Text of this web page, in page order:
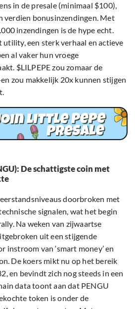
in de presale (minimaal $100),
verdien bonusinzendingen. Met
inzendingen is de hype echt.
utility, een sterk verhaal en actieve
al vaker hun vroege
$LILPEPE zou zomaar de
zou makkelijk 20x kunnen stijgen
De schattigste coin met
doorbroken met
signalen, wat het begin
Na weken van zijwaartse
uit een stijgende
instroom van ‘smart money’ en
De koers mikt nu op het bereik
en bevindt zich nog steeds in een
data toont aan dat PENGU
token is onder de